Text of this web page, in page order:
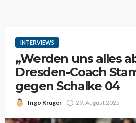
INTERVIEWS
„Werden uns alles
Dresden-Coach
gegen Schalke 04
Ingo Krüger 29. August 2025